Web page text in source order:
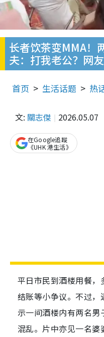
长者饮茶变MMA！
夫：打我老公？网
首页 生活话题 热
文: 關志傑 2026.05.07
在Google追蹤
《UHK 港生活》
平日市民到酒楼用餐
结账等小争议。不过
示一间酒楼内有两名
混乱。片中亦见一名